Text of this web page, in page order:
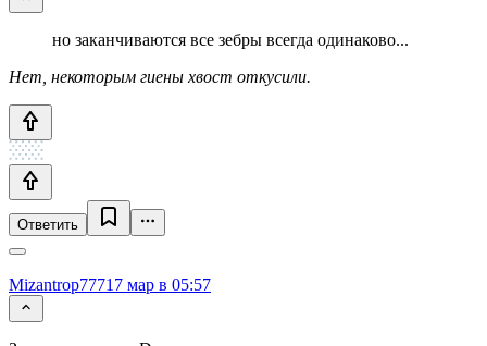
но заканчиваются все зебры всегда одинаково...
Нет, некоторым гиены хвост откусили.
Ответить
Mizantrop77717 мар в 05:57